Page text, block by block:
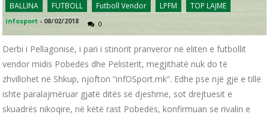
BALLINA FUTBOLL Futboll Vendor LPFM TOP LAJME
infosport -08/02/2018 0
Derbi i Pellagonisë, i pari i stinorit pranveror në elitën e futbollit
vendor midis Pobedës dhe Pelisterit, megjithatë nuk do të
zhvillohet në Shkup, njofton “infOSport.mk”. Edhe pse një gjë e tillë
ishte paralajmëruar gjatë ditës së djeshme, sot drejtuesit e
skuadrës nikoqire, në këtë rast Pobedës, konfirmuan se rivalin e